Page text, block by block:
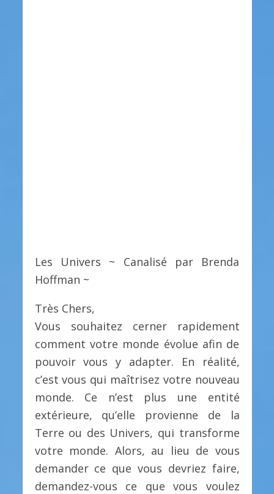
Les Univers ~ Canalisé par Brenda
Hoffman ~
Très Chers,
Vous souhaitez cerner rapidement
comment votre monde évolue afin de
pouvoir vous y adapter. En réalité,
c’est vous qui maîtrisez votre nouveau
monde. Ce n’est plus une entité
extérieure, qu’elle provienne de la
Terre ou des Univers, qui transforme
votre monde. Alors, au lieu de vous
demander ce que vous devriez faire,
demandez-vous ce que vous voulez